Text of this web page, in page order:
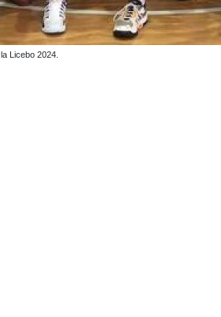
de la Licebo.